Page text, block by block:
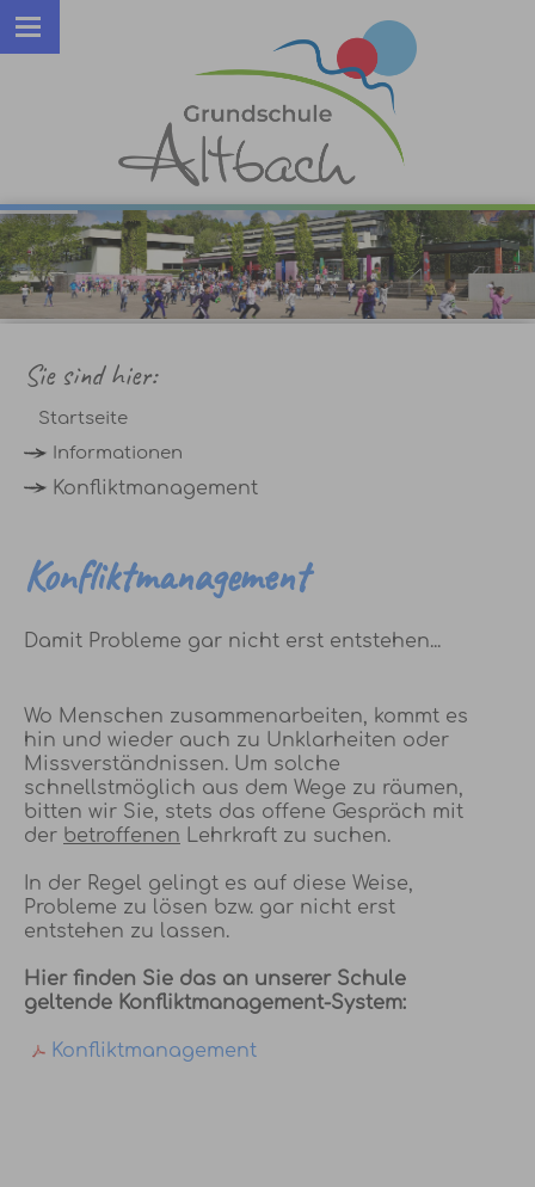
Sie sind hier:
Startseite
Informationen
Konfliktmanagement
Konfliktmanagement
Damit Probleme gar nicht erst entstehen...
Wo Menschen zusammenarbeiten, kommt es
hin und wieder auch zu Unklarheiten oder
Missverständnissen. Um solche
schnellstmöglich aus dem Wege zu räumen,
bitten wir Sie, stets das offene Gespräch mit
der betroffenen Lehrkraft zu suchen.
In der Regel gelingt es auf diese Weise,
Probleme zu lösen bzw. gar nicht erst
entstehen zu lassen.
Hier finden Sie das an unserer Schule
geltende Konfliktmanagement-System:
Konfliktmanagement